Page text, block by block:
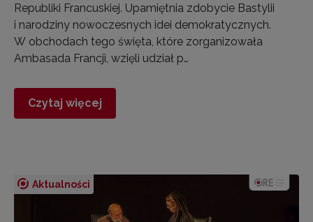
Republiki Francuskiej. Upamiętnia zdobycie Bastylii
i narodziny nowoczesnych idei demokratycznych.
W obchodach tego święta, które zorganizowała
Ambasada Francji, wzięli udział p…
Czytaj więcej
Aktualności